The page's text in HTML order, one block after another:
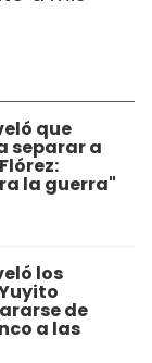
que
separar a
la guerra"
los
de
a las